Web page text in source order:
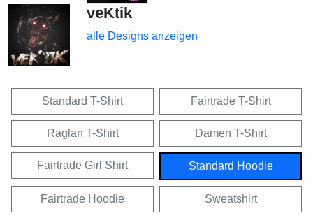
veKtik
alle Designs anzeigen
Standard T-Shirt Fairtrade T-Shirt
Raglan T-Shirt Damen T-Shirt
Fairtrade Girl Shirt Standard Hoodie
Fairtrade Hoodie Sweatshirt